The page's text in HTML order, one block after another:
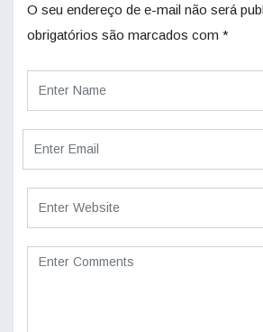
O seu endereço de e-mail não será
obrigatórios são marcados com *